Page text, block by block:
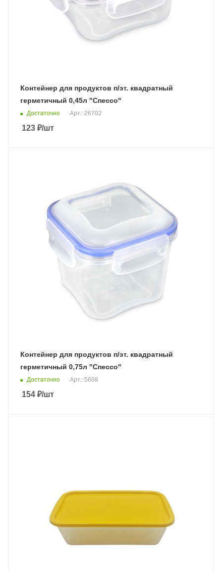
Контейнер для продуктов п/эт. квадратный
герметичный 0,45л "Спессо"
Достаточно Арт.: 26702
123 ₽/шт
Контейнер для продуктов п/эт. квадратный
герметичный 0,75л "Спессо"
Достаточно Арт.: 5608
154 ₽/шт